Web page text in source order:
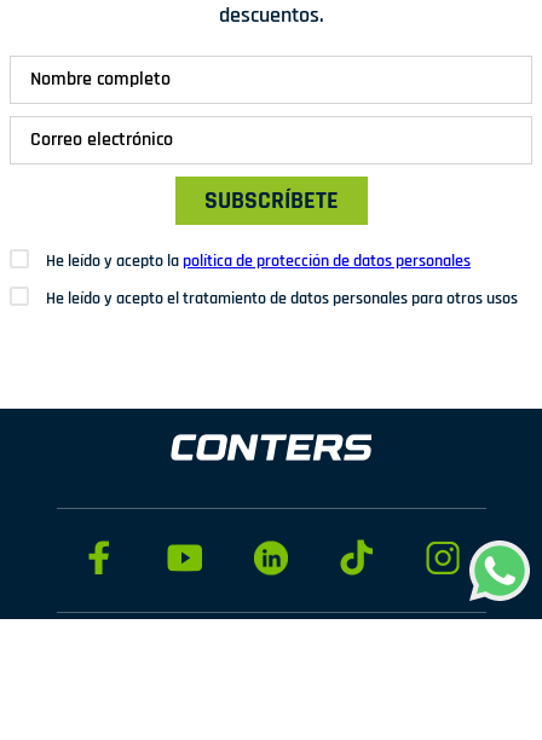
descuentos.
SUBSCRÍBETE
He leído y acepto lapolítica de protección de datos personales
He leído y acepto el tratamiento de datos personales para otros usos